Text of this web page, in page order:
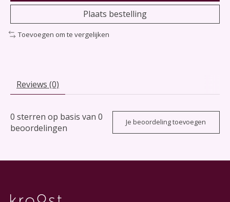
Plaats bestelling
Toevoegen om te vergelijken
Reviews (0)
0 sterren op basis van 0
beoordelingen
Je beoordeling toevoegen